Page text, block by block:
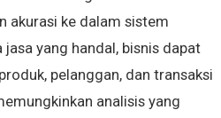
akurasi ke dalam sistem
yang handal, bisnis dapat
pelanggan, dan transaksi
analisis yang